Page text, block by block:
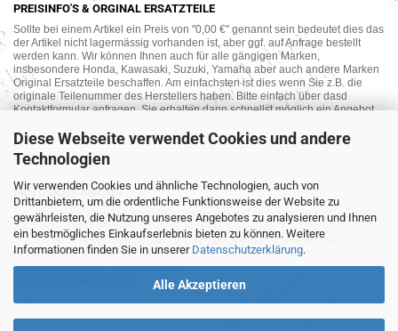
Diese Webseite verwendet Cookies und andere
Technologien
Wir verwenden Cookies und ähnliche Technologien, auch von
Drittanbietern, um die ordentliche Funktionsweise der Website zu
gewährleisten, die Nutzung unseres Angebotes zu analysieren und Ihnen
ein bestmögliches Einkaufserlebnis bieten zu können. Weitere
Informationen finden Sie in unserer Datenschutzerklärung.
Alle Akzeptieren
PREISINFO'S & ORGINAL ERSATZTEILE
Sollte bei einem Artikel ein Preis von "0,00 €" genannt sein bedeutet dies das
der Artikel nicht lagermässig vorhanden ist, aber ggf. auf Anfrage bestellt
werden kann. Wir können Ihnen auch für alle gängigen Marken,
insbesondere Honda, Kawasaki, Suzuki, Yamaha aber auch andere Marken
Original Ersatzteile beschaffen. Am einfachsten ist dies wenn Sie z.B. die
originale Teilenummer des Herstellers haben. Bitte einfach über dasd
Kontaktformular anfragen. Sie erhalten dann schnellst möglich ein Angebot
MOTORRAD-ANKAUF
Sie möchte Ihr altes Motorrad oder Ihre Motorradteile verkaufen ? Wir kaufen
auch gebrauchte Motorräder und Ersatzteilträger sowie Ersatzteile an. Bieten
Sie uns doch unverbindlich das was Sie verkaufen möchten an. Wir
bemühen uns dann eine sowohl für Sie als auch für uns akzeptable Lösung
mit angemessenem Preis zu finden.